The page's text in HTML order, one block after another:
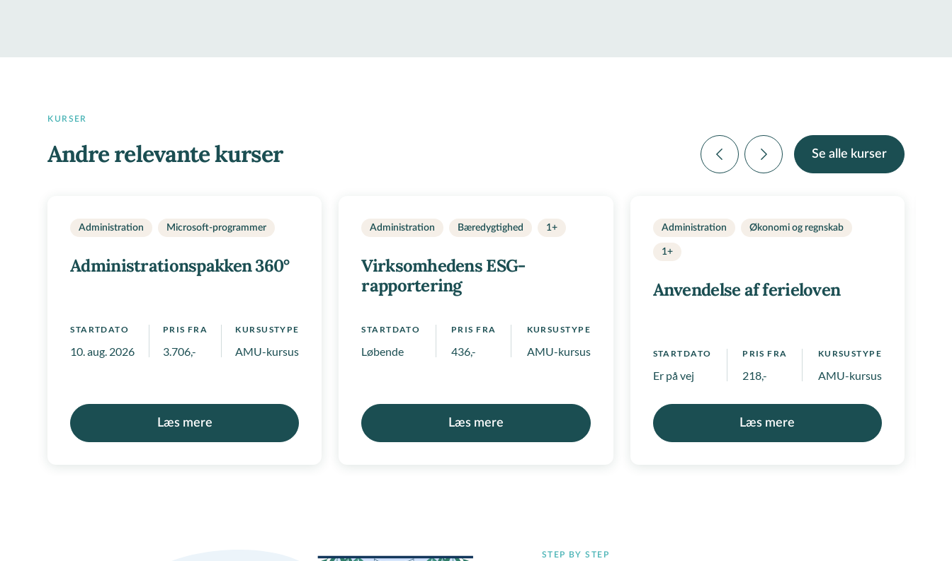
KURSER
Andre relevante kurser Se alle kurser
Administration Microsoft-programmer
Administrationspakken 360°
STARTDATO
10. aug. 2026
PRIS FRA
3.706,-
KURSUSTYPE
AMU-kursus, Kompetenceforløb
Læs mere
Administration Bæredygtighed 1+
Virksomhedens ESG-
rapportering
STARTDATO
Løbende
PRIS FRA
436,-
KURSUSTYPE
AMU-kursus, Regionale positivlister
Læs mere
Administration Økonomi og regnskab
1+
Anvendelse af ferieloven
STARTDATO
Er på vej
PRIS FRA
218,-
KURSUSTYPE
AMU-kursus
Læs mere
STEP BY STEP